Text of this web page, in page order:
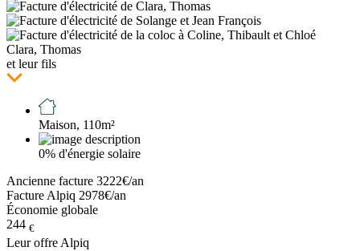
Clara, Thomas
et leur fils
Maison, 110m²
0% d'énergie solaire
Ancienne facture 3222€/an
Facture Alpiq 2978€/an
Économie globale
244 €
Leur offre Alpiq